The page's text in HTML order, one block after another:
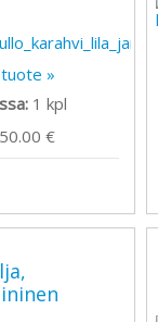
»
1 kpl
50.00 €